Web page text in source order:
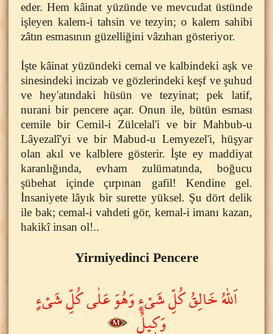
eder. Hem kâinat yüzünde ve mevcudat üstünde
işleyen kalem-i tahsin ve tezyin; o kalem sahibi
zâtın esmasının güzelliğini vâzıhan gösteriyor.
İşte kâinat yüzündeki cemal ve kalbindeki aşk ve
sinesindeki incizab ve gözlerindeki keşf ve şuhud
ve hey'atındaki hüsün ve tezyinat; pek latif,
nurani bir pencere açar. Onun ile, bütün esması
cemile bir Cemil-i Zülcelal'i ve bir Mahbub-u
Lâyezalî'yi ve bir Mabud-u Lemyezel'i, hüşyar
olan akıl ve kalblere gösterir. İşte ey maddiyat
karanlığında, evham zulümatında, boğucu
şübehat içinde çırpınan gafil! Kendine gel.
İnsaniyete lâyık bir surette yüksel. Şu dört delik
ile bak; cemal-i vahdeti gör, kemal-i imanı kazan,
hakikî insan ol!..
Yirmiyedinci Pencere
اَللّٰهُ خَالِقُ كُلِّ شَيْءٍ وَهُوَ عَلٰى كُلِّ شَيْءٍ
وَك۪يلٌ